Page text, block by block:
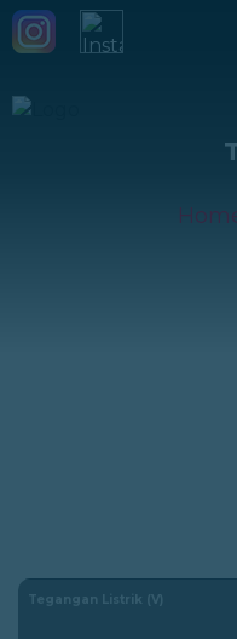
Tegangan Listrik (V)